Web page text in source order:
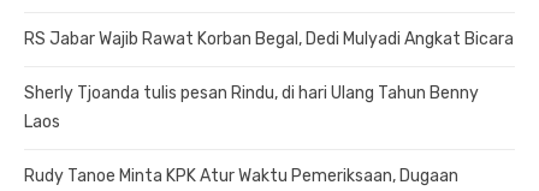
RS Jabar Wajib Rawat Korban Begal, Dedi Mulyadi Angkat Bicara
Sherly Tjoanda tulis pesan Rindu, di hari Ulang Tahun Benny
Laos
Rudy Tanoe Minta KPK Atur Waktu Pemeriksaan, Dugaan